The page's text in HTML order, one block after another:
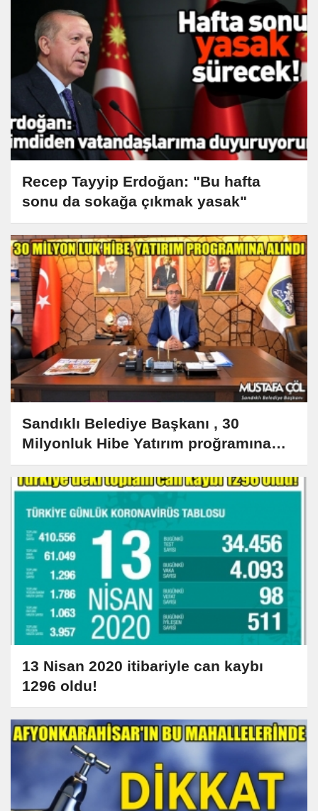
Recep Tayyip Erdoğan: "Bu hafta
sonu da sokağa çıkmak yasak"
Sandıklı Belediye Başkanı , 30
Milyonluk Hibe Yatırım proğramına
alındı
13 Nisan 2020 itibariyle can kaybı
1296 oldu!